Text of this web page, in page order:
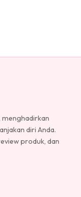
menghadirkan
diri Anda.
produk, dan